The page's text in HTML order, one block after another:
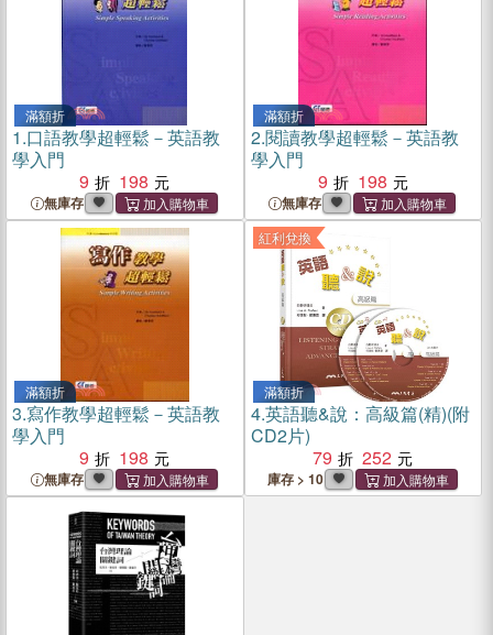
滿額折
1.口語教學超輕鬆－英語教
學入門
9
198
無庫存
滿額折
2.閱讀教學超輕鬆－英語教
學入門
9
198
無庫存
滿額折
3.寫作教學超輕鬆－英語教
學入門
9
198
無庫存
紅利兌換
滿額折
4.英語聽&說：高級篇(精)(附
CD2片)
79
252
庫存 > 10